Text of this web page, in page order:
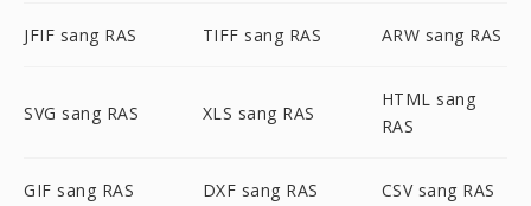
JFIF sang RAS TIFF sang RAS ARW sang RAS
SVG sang RAS XLS sang RAS
HTML sang
RAS
GIF sang RAS DXF sang RAS CSV sang RAS